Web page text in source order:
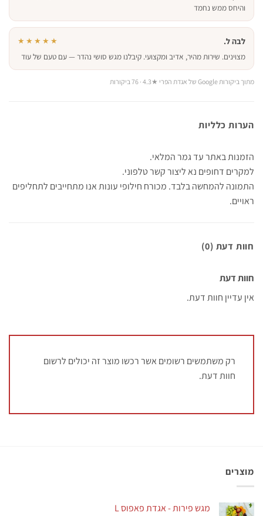
והיחס ממש נחמד
לבה ל. ★★★★★
מצוינים. שירות מהיר, אדיב ומקצועי. קיבלנו מגש סושי נהדר — עם טעם של עוד
מתוך ביקורות Google של אגדת הפרי ★4.3 · 76 ביקורות
הערות כלליות
הזמנות באתר עד גמר המלאי.
למקרים דחופים נא ליצור קשר טלפוני.
התמונה להמחשה בלבד. מכורח חילופי עונות אנו מתחייבים לתחליפים
ראויים.
חוות דעת (0)
חוות דעת
אין עדיין חוות דעת.
רק משתמשים רשומים אשר רכשו מוצר זה יכולים לרשום
חוות דעת.
מוצרים
מגש פירות - אגדת פאפוס L